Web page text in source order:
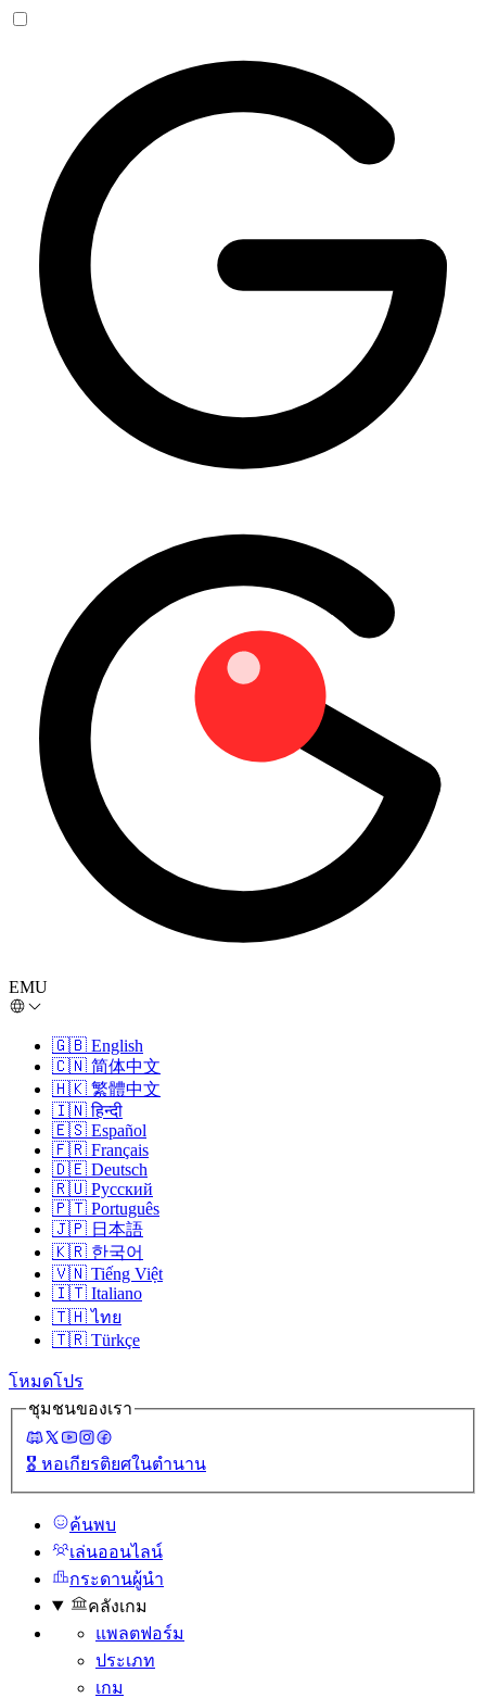
EMU
🇬🇧 English
🇨🇳 简体中文
🇭🇰 繁體中文
🇮🇳 हिन्दी
🇪🇸 Español
🇫🇷 Français
🇩🇪 Deutsch
🇷🇺 Русский
🇵🇹 Português
🇯🇵 日本語
🇰🇷 한국어
🇻🇳 Tiếng Việt
🇮🇹 Italiano
🇹🇭 ไทย
🇹🇷 Türkçe
โหมดโปร
ชุมชนของเรา
🎖️ หอเกียรติยศในตํานาน
ค้นพบ
เล่นออนไลน์
กระดานผู้นํา
คลังเกม
แพลตฟอร์ม
ประเภท
เกม